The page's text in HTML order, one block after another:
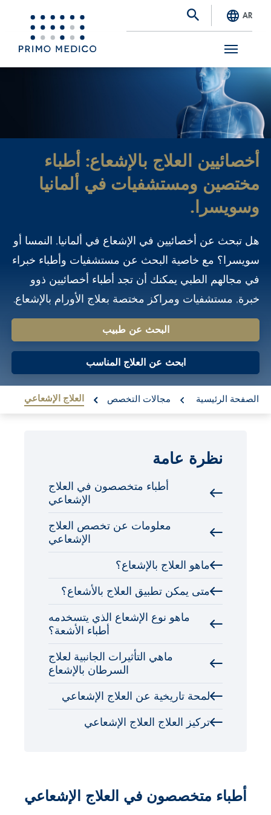
S
p
AR
أخصائيين العلاج بالإشعاع: أطباء
مختصين ومستشفيات في ألمانيا
وسويسرا.
هل تبحث عن أخصائيين في الإشعاع في ألمانيا, النمسا أو
سويسرا؟ مع خاصية البحث عن مستشفيات وأطباء خبراء
في مجالهم الطبي يمكنك أن تجد أطباء أخصائيين ذوو
خبرة, مستشفيات ومراكز مختصة بعلاج الأورام بالإشعاع.
البحث عن طبيب
ابحث عن العلاج المناسب
الصفحة الرئيسية مجالات التخصص العلاج الإشعاعي
نظرة عامة
أطباء متخصصون في العلاج
الإشعاعي
معلومات عن تخصص العلاج
الإشعاعي
ماهو العلاج بالإشعاع؟
متى يمكن تطبيق العلاج بالأشعاع؟
ماهو نوع الإشعاع الذي يتسخدمه
أطباء الأشعة؟
ماهي التأثيرات الجانبية لعلاج
السرطان بالإشعاع
لمحة تاريخية عن العلاج الإشعاعي
تركيز العلاج العلاج الإشعاعي
أطباء متخصصون في العلاج الإشعاعي